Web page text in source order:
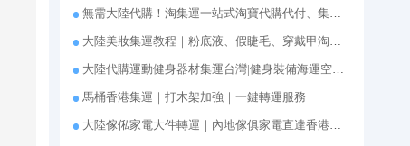
無需大陸代購！淘集運一站式淘寶代購代付、集運轉運直達台灣
大陸美妝集運教程｜粉底液、假睫毛、穿戴甲淘集運香港台灣轉運&台灣代購完整指南
大陸代購運動健身器材集運台灣|健身裝備海運空運直送、送貨到府
馬桶香港集運｜打木架加強｜一鍵轉運服務
大陸傢俬家電大件轉運｜內地傢俱家電直達香港台灣送貨上府